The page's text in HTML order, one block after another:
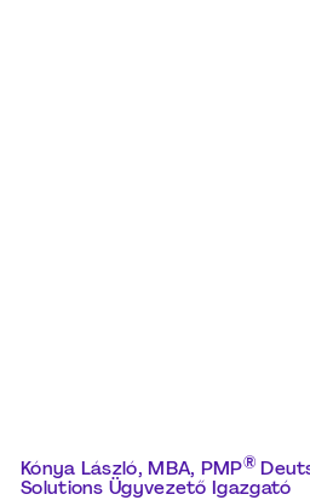
Kónya László, MBA, PMP®
Solutions Ügyvezető Igazgató